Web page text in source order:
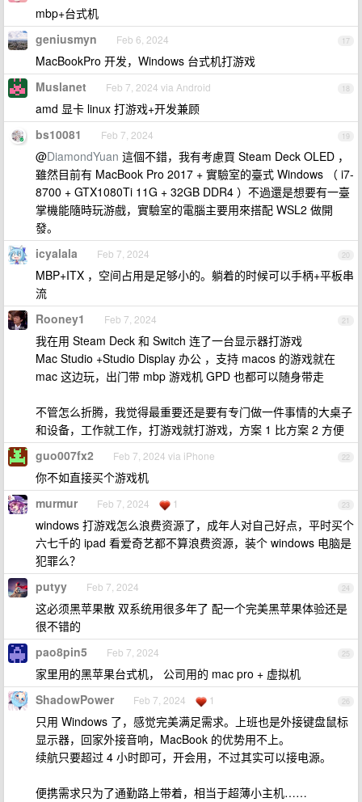
mbp+台式机
17
geniusmyn Feb 6, 2024
MacBookPro 开发，Windows 台式机打游戏
18
Muslanet Feb 7, 2024 via Android
amd 显卡 linux 打游戏+开发兼顾
19
bs10081 Feb 7, 2024
@DiamondYuan 這個不錯，我有考慮買 Steam Deck OLED ，
雖然目前有 MacBook Pro 2017 + 實驗室的臺式 Windows （ i7-
8700 + GTX1080Ti 11G + 32GB DDR4 ）不過還是想要有一臺
掌機能隨時玩游戲，實驗室的電腦主要用來搭配 WSL2 做開
發。
20
icyalala Feb 7, 2024
MBP+ITX ，空间占用是足够小的。躺着的时候可以手柄+平板串
流
21
Rooney1 Feb 7, 2024
我在用 Steam Deck 和 Switch 连了一台显示器打游戏
Mac Studio +Studio Display 办公 ，支持 macos 的游戏就在
mac 这边玩，出门带 mbp 游戏机 GPD 也都可以随身带走
不管怎么折腾，我觉得最重要还是要有专门做一件事情的大桌子
和设备，工作就工作，打游戏就打游戏，方案 1 比方案 2 方便
22
guo007fx2 Feb 7, 2024 via iPhone
你不如直接买个游戏机
23
murmur Feb 7, 2024 1
windows 打游戏怎么浪费资源了，成年人对自己好点，平时买个
六七千的 ipad 看爱奇艺都不算浪费资源，装个 windows 电脑是
犯罪么？
24
putyy Feb 7, 2024
这必须黑苹果散 双系统用很多年了 配一个完美黑苹果体验还是
很不错的
25
pao8pin5 Feb 7, 2024
家里用的黑苹果台式机， 公司用的 mac pro + 虚拟机
26
ShadowPower Feb 7, 2024 1
只用 Windows 了，感觉完美满足需求。上班也是外接键盘鼠标
显示器，回家外接音响，MacBook 的优势用不上。
续航只要超过 4 小时即可，开会用，不过其实可以接电源。
便携需求只为了通勤路上带着，相当于超薄小主机……